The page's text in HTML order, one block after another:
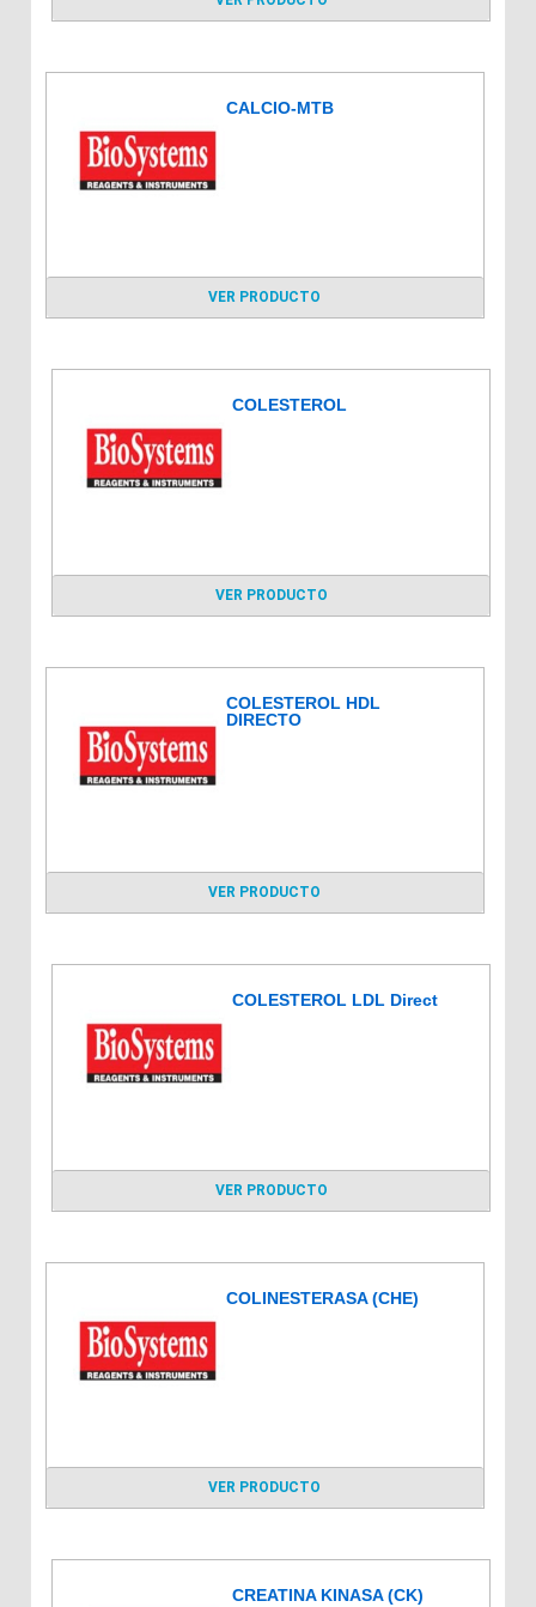
CALCIO-MTB
VER PRODUCTO
COLESTEROL
VER PRODUCTO
COLESTEROL HDL
DIRECTO
VER PRODUCTO
COLESTEROL LDL Direct
VER PRODUCTO
COLINESTERASA (CHE)
VER PRODUCTO
CREATINA KINASA (CK)